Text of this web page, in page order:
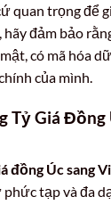
quan trọng để
đảm bảo
có mã hóa
của mình.
Tỷ Giá Đồng
đồng Úc sang
tạp và đa